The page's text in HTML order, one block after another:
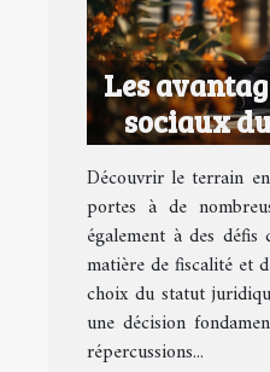
Les
sociaux
pour les
Découvrir le terrain
portes à de
également à des
matière de fiscalité et
choix du statut
une décision
répercussions...